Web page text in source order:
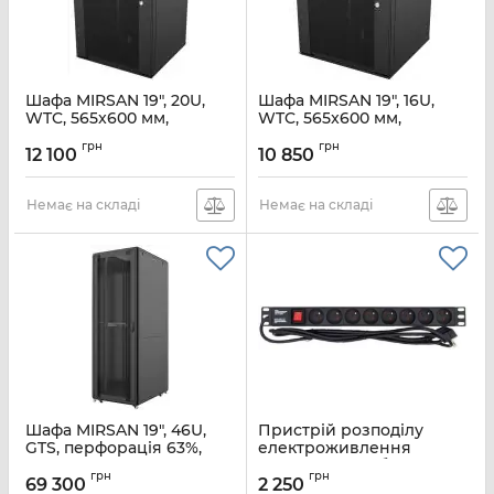
Шафа MIRSAN 19", 20U,
WTC, 565x600 мм,
чорна
Артикул: MR.WTC20U60DE.01
12 100 грн
Немає на складі
Шафа MIRSAN 19", 16U,
WTC, 565x600 мм,
чорна
Артикул: MR.WTC16U60DE.01
10 850 грн
Немає на складі
Шафа MIRSAN 19", 46U,
GTS, перфорація 63%,
максимально 2000 кг,
69 300 грн
Пристрій розподілу
електроживлення
MIRSAN 19", 1U, блок
8хShuko, з вимикачем,
2 250 грн